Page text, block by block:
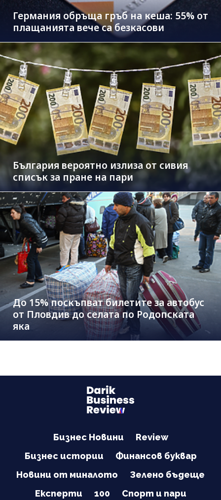
Германия обръща гръб на кеша: 55% от
плащанията вече са безкасови
България вероятно излиза от сивия
списък за пране на пари
До 15% поскъпват билетите за автобус
от Пловдив до селата по Родопската
яка
Бизнес Новини
Review
Бизнес истории
Финансов буквар
Новини от миналото
Зелено бъдеще
Експерти
100 Спорт и пари